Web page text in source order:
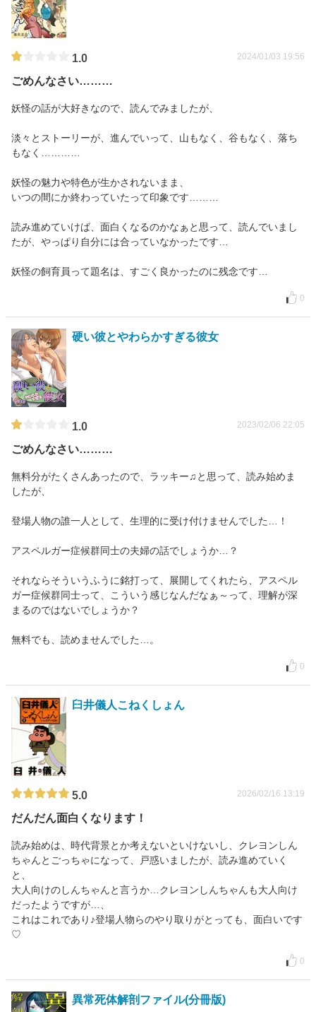
1.0 2024/01/03 19:56
ごめんなさい………
妖怪の話が大好きなので、読んでみましたが、
淡々とストーリーが、進んでいって、山もなく、谷もなく、落ち
もなく…………
妖怪の魅力や特色が生かされないまま、
いつの間にか終わっていたって印象です………
読み進めていけば、面白くなるのかなぁと思って、読んでいまし
たが、やっぱり自分には合っていなかったです…
妖怪の飼育員って題名は、すごく良かったのに残念です…
0
硬い彼とやわらかすぎる彼女
1.0 2023/02/06 22:05
ごめんなさい………
無料分がたくさんあったので、ラッキー♫と思って、読み始めま
したが、
登場人物の誰一人として、生理的に受け付けませんでした…！
アスペルガー症候群同士の夫婦の話でしょうか…？
それならそういうふうに銘打って、展開してくれたら、アスペル
ガー症候群同士って、こういう感じなんだなぁ～って、理解が深
まるのではないでしょうか？
無料でも、読めませんでした…。
0
臼井儀人こねくしょん
5.0 2026/02/16 13:19
だんだん面白くなります！
読み始めは、時代背景とか考えないといけないし、クレヨンしん
ちゃんとごっちゃになって、戸惑いましたが、読み進めていく
と、
大人向けのしんちゃんと言うか…クレヨンしんちゃんも大人向け
だったようですが…、
これはこれであり♪登場人物らのやり取りがとっても、面白いです
♡
0
異常死体解剖ファイル(分冊版)